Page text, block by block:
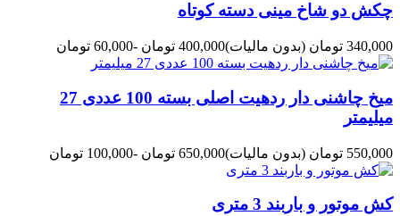
چکش دو شاخ مینی دسته کوتاه
340,000 تومان (بدون مالیات)400,000 تومان -60,000 تومان
میخ چاشنی دار ردهیت اصلی بسته 100 عددی 27
میلیمتر
550,000 تومان (بدون مالیات)650,000 تومان -100,000 تومان
کش موتور و باربند 3 متری